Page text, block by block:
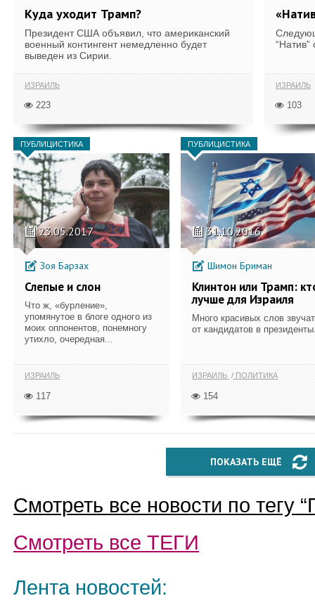
Куда уходит Трамп?
Президент США объявил, что американский
военный контингент немедленно будет
выведен из Сирии.
ИЗРАИЛЬ
223
ИЗРАИЛЬ
103
ПУБЛИЦИСТИКА
23.05.2017
Зоя Барзах
Слепые и слон
Что ж, «бурление»,
упомянутое в блоге одного из
моих оппонентов, понемногу
утихло, очередная...
ИЗРАИЛЬ
117
ПУБЛИЦИСТИКА
31.10.2016
Шимон Бриман
Клинтон или Трамп:
лучше для Израиля
Много красивых слов звучат
от кандидатов в
ИЗРАИЛЬ ПОЛИТИКА
154
ПОКАЗАТЬ ЕЩЁ
Смотреть все новости по тегу “
Смотреть все ТЕГИ
Лента новостей: